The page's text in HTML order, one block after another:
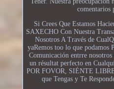
comentarios
Si Crees Que Estamos
SAXECHO Con Nuestra
Nosotros A Través de
yaRemos too lo que podamos
Comunicación entrre
un résultat perfecto en
POR FOVOR, SIÉNTE
que Tengas y Te